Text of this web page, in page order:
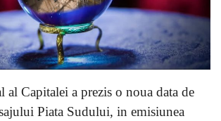
al Capitalei a prezis o noua data de
Piata Sudului, in emisiunea